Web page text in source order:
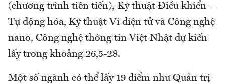
(chương trình tiên tiến), Kỹ thuật Điều khiển –
Tự động hóa, Kỹ thuật Vi điện tử và Công nghệ
nano, Công nghệ thông tin Việt Nhật dự kiến
lấy trong khoảng 26,5-28.
Một số ngành có thể lấy 19 điểm như Quản trị